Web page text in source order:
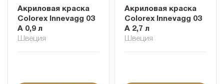
Акриловая краска
Colorex Innevagg 03
A 0,9 л
Швеция
Акриловая краска
Colorex Innevagg 03
A 2,7 л
Швеция